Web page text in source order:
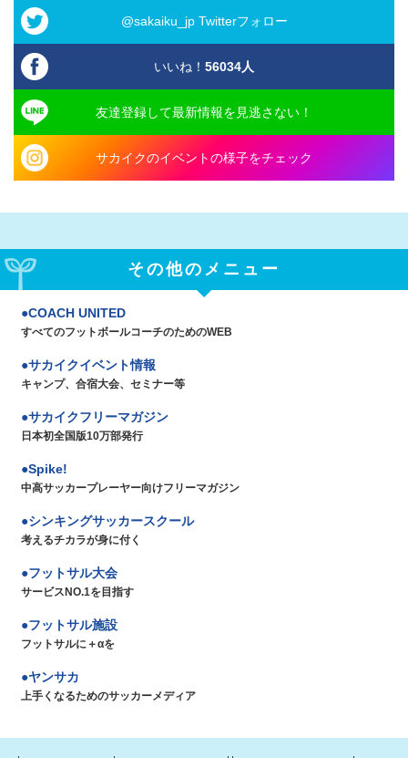
@sakaiku_jp Twitterフォロー
いいね！ 56034人
友達登録して最新情報を見逃さない！
サカイクのイベントの様子をチェック
その他のメニュー
COACH UNITED
すべてのフットボールコーチのためのWEB
サカイクイベント情報
キャンプ、合宿大会、セミナー等
サカイクフリーマガジン
日本初全国版10万部発行
Spike!
中高サッカープレーヤー向けフリーマガジン
シンキングサッカースクール
考えるチカラが身に付く
フットサル大会
サービスNO.1を目指す
フットサル施設
フットサルに＋αを
ヤンサカ
上手くなるためのサッカーメディア